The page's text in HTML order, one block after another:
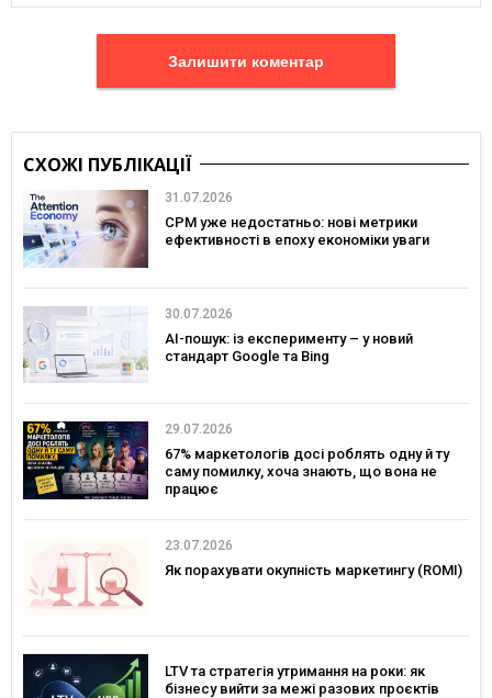
Залишити коментар
СХОЖІ ПУБЛІКАЦІЇ
31.07.2026
CPM уже недостатньо: нові метрики
ефективності в епоху економіки уваги
30.07.2026
AI-пошук: із експерименту – у новий
стандарт Google та Bing
29.07.2026
67% маркетологів досі роблять одну й ту
саму помилку, хоча знають, що вона не
працює
23.07.2026
Як порахувати окупність маркетингу (ROMI)
LTV та стратегія утримання на роки: як
бізнесу вийти за межі разових проєктів